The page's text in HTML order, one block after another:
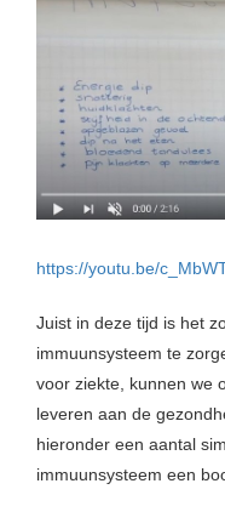
https://youtu.be/
Juist in deze tijd is het
immuunsysteem te
voor ziekte, kunnen we
leveren aan de
hieronder een aantal
immuunsysteem een